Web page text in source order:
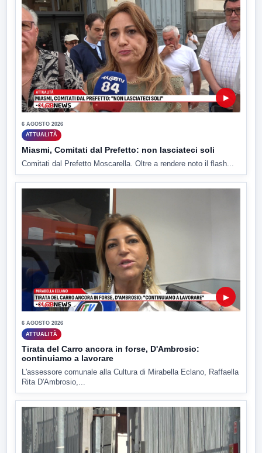
▶
6 AGOSTO 2026
ATTUALITÀ
Miasmi, Comitati dal Prefetto: non lasciateci soli
Comitati dal Prefetto Moscarella. Oltre a rendere noto il flash...
▶
6 AGOSTO 2026
ATTUALITÀ
Tirata del Carro ancora in forse, D'Ambrosio:
continuiamo a lavorare
L'assessore comunale alla Cultura di Mirabella Eclano, Raffaella
Rita D'Ambrosio,...